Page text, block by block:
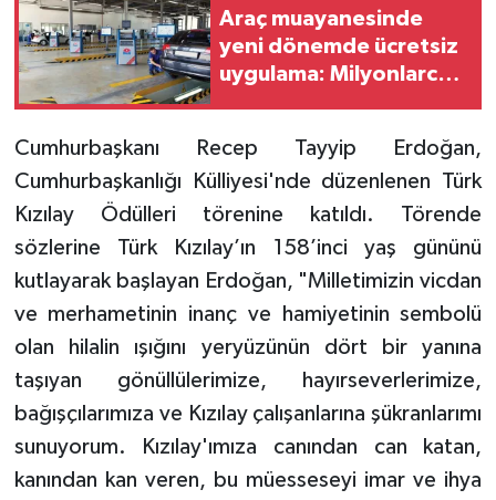
Araç muayanesinde
yeni dönemde ücretsiz
uygulama: Milyonlarca
Cumhurbaşkanı Recep Tayyip Erdoğan,
Cumhurbaşkanlığı Külliyesi'nde düzenlenen Türk
Kızılay Ödülleri törenine katıldı. Törende
sözlerine Türk Kızılay’ın 158’inci yaş gününü
kutlayarak başlayan Erdoğan, "Milletimizin vicdan
ve merhametinin inanç ve hamiyetinin sembolü
olan hilalin ışığını yeryüzünün dört bir yanına
taşıyan gönüllülerimize, hayırseverlerimize,
bağışçılarımıza ve Kızılay çalışanlarına şükranlarımı
sunuyorum. Kızılay'ımıza canından can katan,
kanından kan veren, bu müesseseyi imar ve ihya